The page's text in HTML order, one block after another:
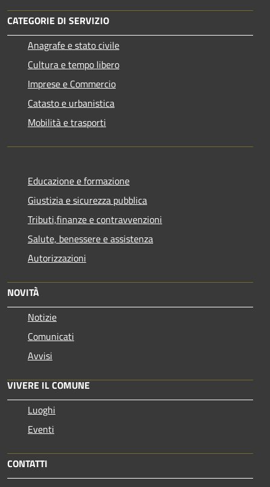
CATEGORIE DI SERVIZIO
Anagrafe e stato civile
Cultura e tempo libero
Imprese e Commercio
Catasto e urbanistica
Mobilità e trasporti
Educazione e formazione
Giustizia e sicurezza pubblica
Tributi,finanze e contravvenzioni
Salute, benessere e assistenza
Autorizzazioni
NOVITÀ
Notizie
Comunicati
Avvisi
VIVERE IL COMUNE
Luoghi
Eventi
CONTATTI